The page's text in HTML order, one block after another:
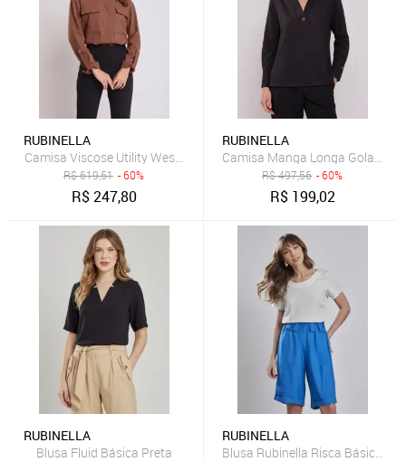
RUBINELLA
Camisa Viscose Utility Western Marrom
R$619,51 - 60%
R$247,80
RUBINELLA
Camisa Manga Longa Gola V
R$497,56 - 60%
R$ 199,02
RUBINELLA
Blusa Fluid Básica Preta
RUBINELLA
Blusa Rubinella Risca Básica